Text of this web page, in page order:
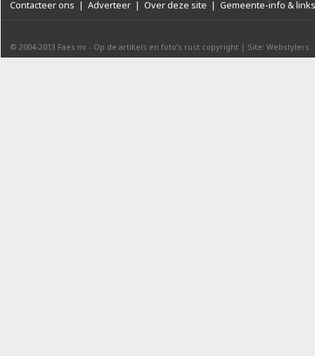
Contacteer ons | Adverteer | Over deze site | Gemeente-info & links
© 2004-2013 Faes nv - Op de artikels en foto’s rust copyright | Site: Webstylers